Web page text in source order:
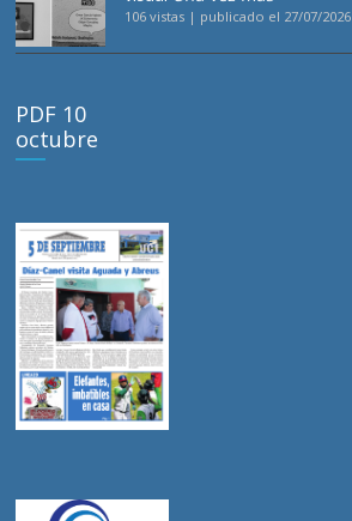
106 vistas | publicado el 27/07/2026
PDF 10
octubre